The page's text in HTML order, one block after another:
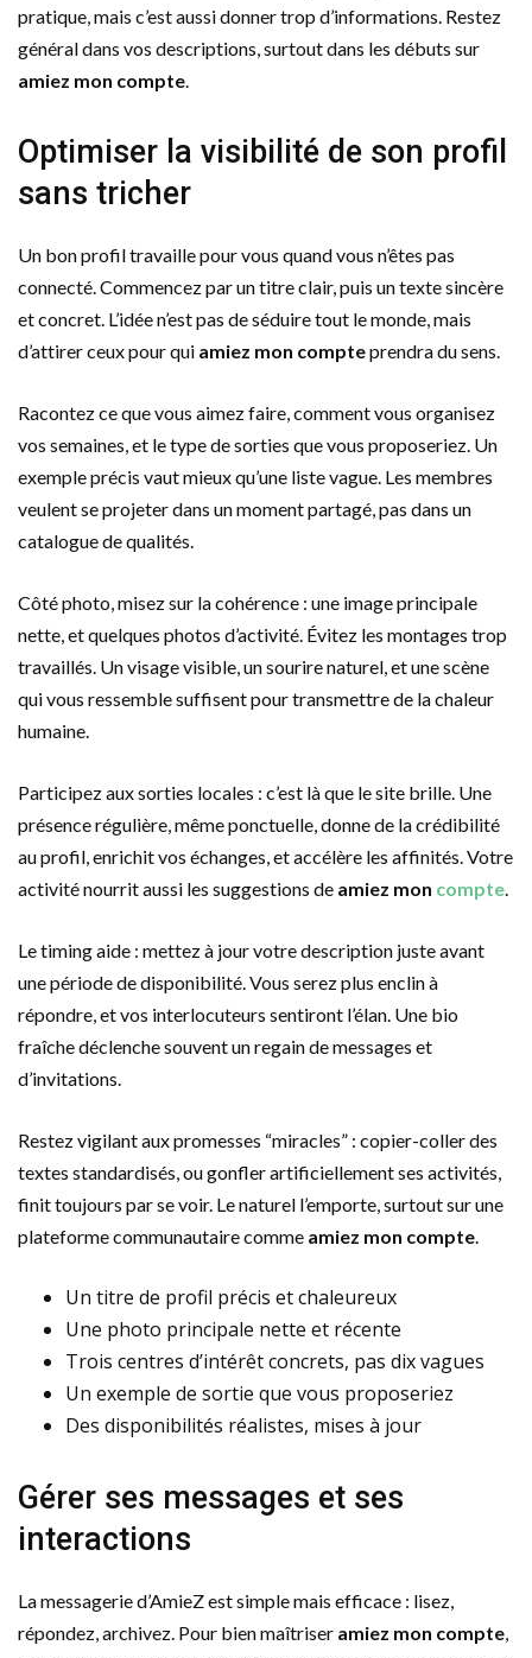
pratique, mais c’est aussi donner trop d’informations. Restez
général dans vos descriptions, surtout dans les débuts sur
amiez mon compte.
Optimiser la visibilité de son profil
sans tricher
Un bon profil travaille pour vous quand vous n’êtes pas
connecté. Commencez par un titre clair, puis un texte sincère
et concret. L’idée n’est pas de séduire tout le monde, mais
d’attirer ceux pour qui amiez mon compteprendra du sens.
Racontez ce que vous aimez faire, comment vous organisez
vos semaines, et le type de sorties que vous proposeriez. Un
exemple précis vaut mieux qu’une liste vague. Les membres
veulent se projeter dans un moment partagé, pas dans un
catalogue de qualités.
Côté photo, misez sur la cohérence : une image principale
nette, et quelques photos d’activité. Évitez les montages trop
travaillés. Un visage visible, un sourire naturel, et une scène
qui vous ressemble suffisent pour transmettre de la chaleur
humaine.
Participez aux sorties locales : c’est là que le site brille. Une
présence régulière, même ponctuelle, donne de la crédibilité
au profil, enrichit vos échanges, et accélère les affinités. Votre
activité nourrit aussi les suggestions de amiez mon compte.
Le timing aide : mettez à jour votre description juste avant
une période de disponibilité. Vous serez plus enclin à
répondre, et vos interlocuteurs sentiront l’élan. Une bio
fraîche déclenche souvent un regain de messages et
d’invitations.
Restez vigilant aux promesses “miracles” : copier-coller des
textes standardisés, ou gonfler artificiellement ses activités,
finit toujours par se voir. Le naturel l’emporte, surtout sur une
plateforme communautaire comme amiez mon compte.
Un titre de profil précis et chaleureux
Une photo principale nette et récente
Trois centres d’intérêt concrets, pas dix vagues
Un exemple de sortie que vous proposeriez
Des disponibilités réalistes, mises à jour
Gérer ses messages et ses
interactions
La messagerie d’AmieZ est simple mais efficace : lisez,
répondez, archivez. Pour bien maîtriser amiez mon compte,